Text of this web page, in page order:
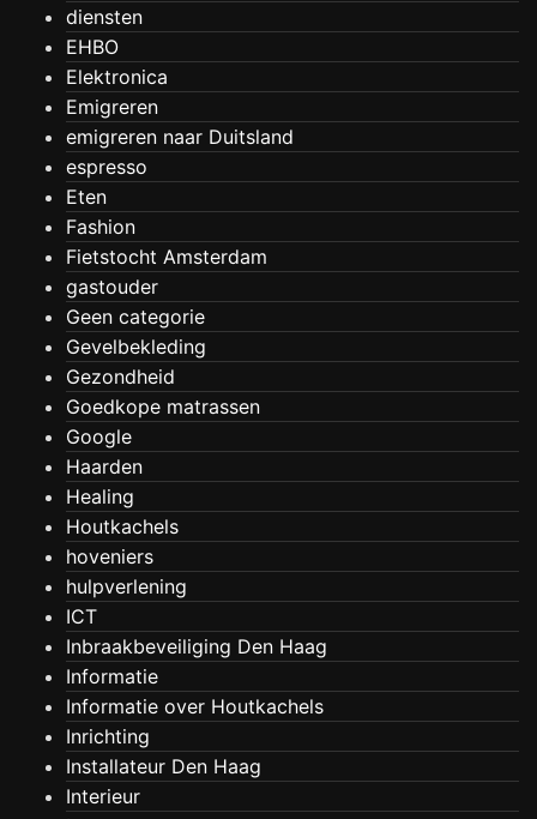
diensten
EHBO
Elektronica
Emigreren
emigreren naar Duitsland
espresso
Eten
Fashion
Fietstocht Amsterdam
gastouder
Geen categorie
Gevelbekleding
Gezondheid
Goedkope matrassen
Google
Haarden
Healing
Houtkachels
hoveniers
hulpverlening
ICT
Inbraakbeveiliging Den Haag
Informatie
Informatie over Houtkachels
Inrichting
Installateur Den Haag
Interieur